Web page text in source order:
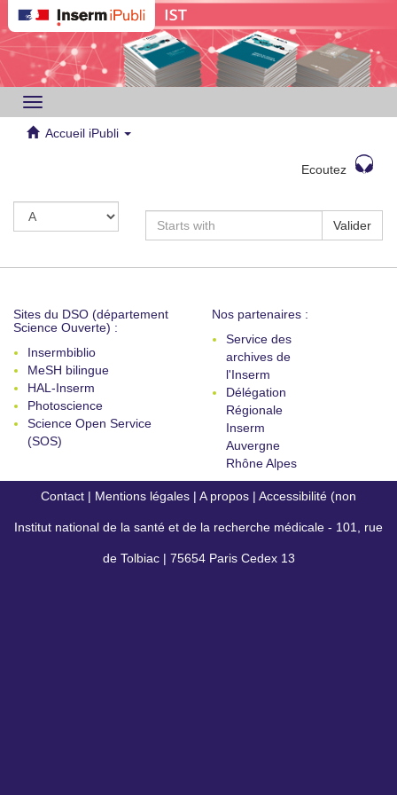
Toggle
navigation
Accueil iPubli
Ecoutez
Valider
Sites du DSO (département
Science Ouverte) :
Insermbiblio
MeSH bilingue
HAL-Inserm
Photoscience
Science Open Service
(SOS)
Nos partenaires :
Service des
archives de
l'Inserm
Délégation
Régionale
Inserm
Auvergne
Rhône Alpes
Contact | Mentions légales | A propos | Accessibilité (non
conforme)
Institut national de la santé et de la recherche médicale - 101, rue
de Tolbiac | 75654 Paris Cedex 13